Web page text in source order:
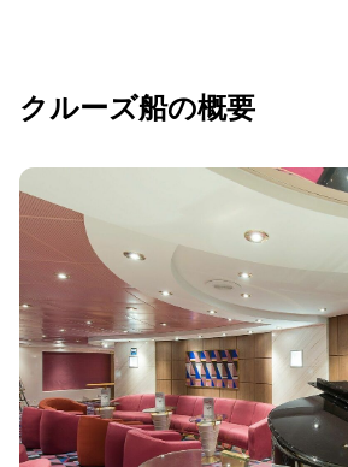
クルーズ船の概要